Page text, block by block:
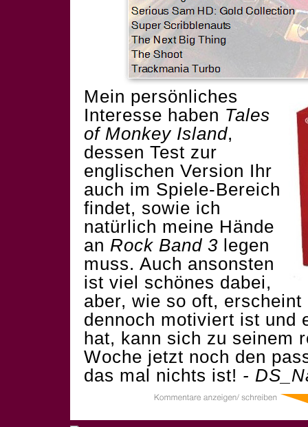
Mein persönliches
Interesse haben Tales
of Monkey Island,
dessen Test zur
englischen Version Ihr
auch im Spiele-Bereich
findet, sowie ich
natürlich meine Hände
an Rock Band 3 legen
muss. Auch ansonsten
ist viel schönes dabei,
aber, wie so oft,
dennoch motiviert ist und
hat, kann sich zu seinem
Woche jetzt noch den
das mal nichts ist! -